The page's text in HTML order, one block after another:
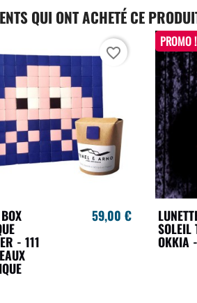
QUI ONT ACHETÉ CE
- 111
59,00 €
favorite_border
SOLEIL
OKKIA
PROMO !